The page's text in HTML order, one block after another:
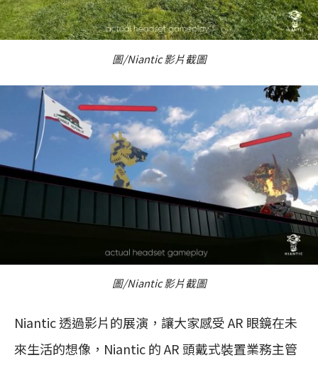
圖/Niantic 影片截圖
圖/Niantic 影片截圖
Niantic 透過影片的展演，讓大家感受 AR 眼鏡在未
來生活的想像，Niantic 的 AR 頭戴式裝置業務主管